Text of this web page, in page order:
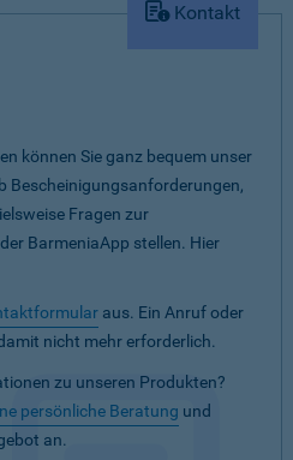
Kontakt
können Sie ganz bequem unser
Bescheinigungsanforderungen,
Fragen zur
BarmeniaApp stellen. Hier
aus. Ein Anruf oder
nicht mehr erforderlich.
zu unseren Produkten?
persönliche Beratung und
an.